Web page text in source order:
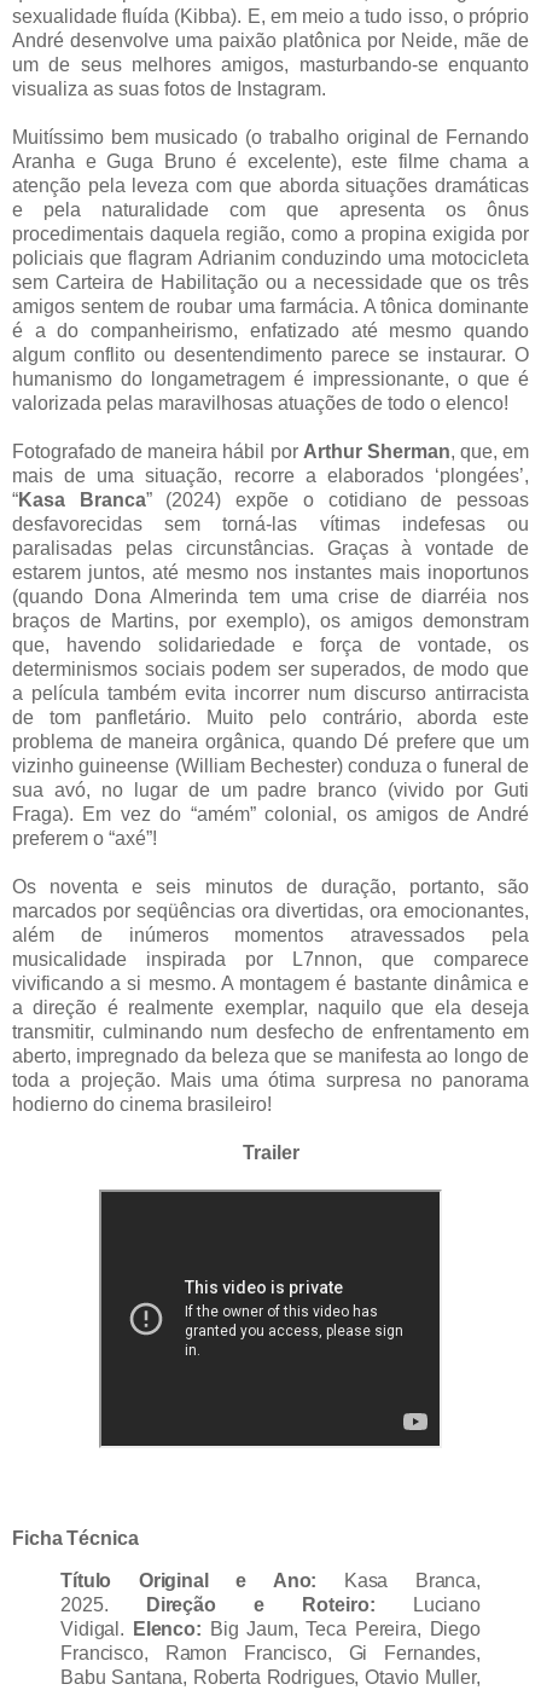
sexualidade fluída (Kibba). E, em meio a tudo isso, o próprio
André desenvolve uma paixão platônica por Neide, mãe de
um de seus melhores amigos, masturbando-se enquanto
visualiza as suas fotos de Instagram.
Muitíssimo bem musicado (o trabalho original de Fernando
Aranha e Guga Bruno é excelente), este filme chama a
atenção pela leveza com que aborda situações dramáticas
e pela naturalidade com que apresenta os ônus
procedimentais daquela região, como a propina exigida por
policiais que flagram Adrianim conduzindo uma motocicleta
sem Carteira de Habilitação ou a necessidade que os três
amigos sentem de roubar uma farmácia. A tônica dominante
é a do companheirismo, enfatizado até mesmo quando
algum conflito ou desentendimento parece se instaurar. O
humanismo do longametragem é impressionante, o que é
valorizada pelas maravilhosas atuações de todo o elenco!
Fotografado de maneira hábil por Arthur Sherman, que, em
mais de uma situação, recorre a elaborados ‘plongées’,
“Kasa Branca” (2024) expõe o cotidiano de pessoas
desfavorecidas sem torná-las vítimas indefesas ou
paralisadas pelas circunstâncias. Graças à vontade de
estarem juntos, até mesmo nos instantes mais inoportunos
(quando Dona Almerinda tem uma crise de diarréia nos
braços de Martins, por exemplo), os amigos demonstram
que, havendo solidariedade e força de vontade, os
determinismos sociais podem ser superados, de modo que
a película também evita incorrer num discurso antirracista
de tom panfletário. Muito pelo contrário, aborda este
problema de maneira orgânica, quando Dé prefere que um
vizinho guineense (William Bechester) conduza o funeral de
sua avó, no lugar de um padre branco (vivido por Guti
Fraga). Em vez do “amém” colonial, os amigos de André
preferem o “axé”!
Os noventa e seis minutos de duração, portanto, são
marcados por seqüências ora divertidas, ora emocionantes,
além de inúmeros momentos atravessados pela
musicalidade inspirada por L7nnon, que comparece
vivificando a si mesmo. A montagem é bastante dinâmica e
a direção é realmente exemplar, naquilo que ela deseja
transmitir, culminando num desfecho de enfrentamento em
aberto, impregnado da beleza que se manifesta ao longo de
toda a projeção. Mais uma ótima surpresa no panorama
hodierno do cinema brasileiro!
Trailer
Ficha Técnica
Título Original e Ano:
Kasa Branca,
2025.
Direção e Roteiro: Luciano
Vidigal.
Elenco: Big Jaum, Teca Pereira, Diego
Francisco, Ramon Francisco, Gi Fernandes,
Babu Santana, Roberta Rodrigues, Otavio Muller,